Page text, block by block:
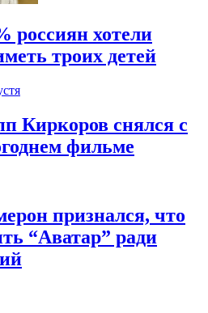
хотели
троих детей
Киркоров снялся с
фильме
признался, что
“Аватар” ради